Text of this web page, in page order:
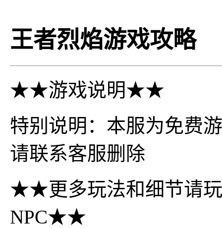
王者烈焰游戏攻略
★★游戏说明★★
特别说明：本服为免费
请联系客服删除
★★更多玩法和细节请
NPC★★